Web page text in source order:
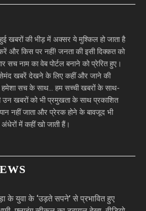
की भीड़ में अक्सर ये मुश्किल हो जाता है
और किस पर नहीं! जनता की इसी दिक्कत को
सच नाम का वेब पोर्टल बनाने को प्रेरित हुए।
खबरें देखने के लिए कहीं और जाने की
हमेशा सच के साथ… हम सच्ची खबरों के साथ-
उन खबरों को भी प्रमुखता के साथ प्रकाशित
नहीं जाता और प्रेरक होने के बावजूद भी
में कहीं खो जाती हैं।
के युवा के ‘उड़ते सपने’ से प्रभावित हुए